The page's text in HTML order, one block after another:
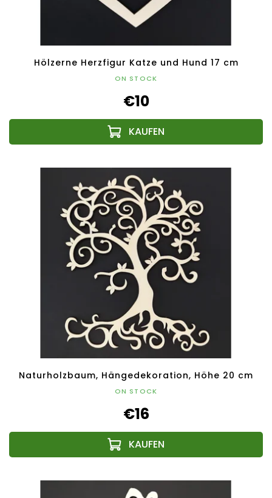
Hölzerne Herzfigur Katze und Hund 17 cm
ON STOCK
€10
Naturholzbaum, Hängedekoration, Höhe 20 cm
ON STOCK
€16